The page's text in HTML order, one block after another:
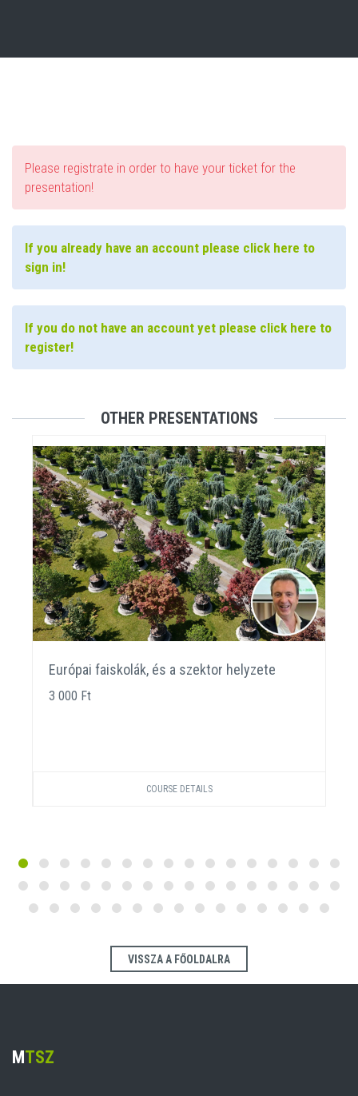
Please registrate in order to have your ticket for the
presentation!
If you already have an account please click here to
sign in!
If you do not have an account yet please click here to
register!
OTHER PRESENTATIONS
Európai faiskolák, és a szektor helyzete
3 000 Ft
COURSE DETAILS
VISSZA A FŐOLDALRA
M TSZ